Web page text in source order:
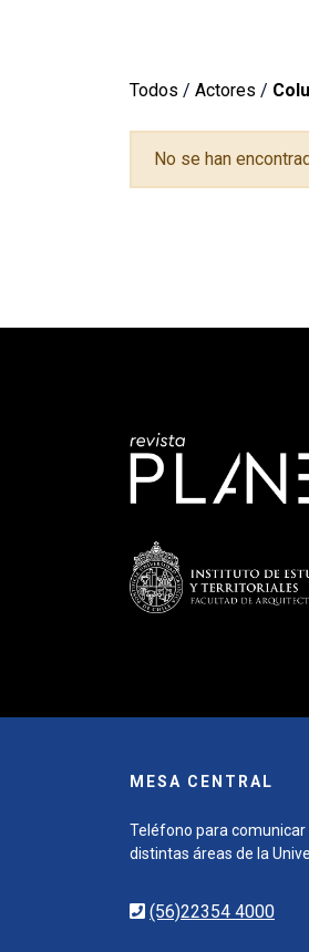
Todos / Actores /
No se han
MESA CENTRAL
Teléfono para comunicar
distintas áreas de la
(56)22354 4000